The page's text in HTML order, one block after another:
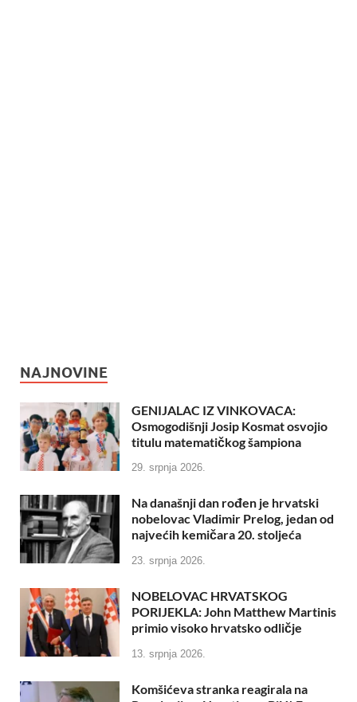
NAJNOVINE
GENIJALAC IZ VINKOVACA:
Osmogodišnji Josip Kosmat osvojio
titulu matematičkog šampiona
29. srpnja 2026.
Na današnji dan rođen je hrvatski
nobelovac Vladimir Prelog, jedan od
najvećih kemičara 20. stoljeća
23. srpnja 2026.
NOBELOVAC HRVATSKOG
PORIJEKLA: John Matthew Martinis
primio visoko hrvatsko odličje
13. srpnja 2026.
Komšićeva stranka reagirala na